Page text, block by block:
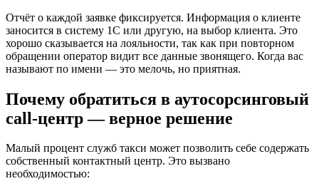
Отчёт о каждой заявке фиксируется. Информация о клиенте
заносится в систему 1C или другую, на выбор клиента. Это
хорошо сказывается на лояльности, так как при повторном
обращении оператор видит все данные звонящего. Когда вас
называют по имени — это мелочь, но приятная.
Почему обратиться в аутосорсинговый
call-центр — верное решение
Малый процент служб такси может позволить себе содержать
собственный контактный центр. Это вызвано
необходимостью: